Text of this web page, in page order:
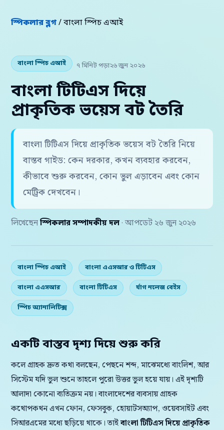
স্পিকলার ব্লগ/ বাংলা স্পিচ এআই
বাংলা স্পিচ এআই ৭ মিনিট পড়া২৬ জুন ২০২৬
বাংলা টিটিএস দিয়ে
প্রাকৃতিক ভয়েস বট তৈরি
বাংলা টিটিএস দিয়ে প্রাকৃতিক ভয়েস বট তৈরি নিয়ে
বাস্তব গাইড: কেন দরকার, কখন ব্যবহার করবেন,
কীভাবে শুরু করবেন, কোন ভুল এড়াবেন এবং কোন
মেট্রিক দেখবেন।
লিখেছেন স্পিকলার সম্পাদকীয় দল · আপডেট ২৬ জুন ২০২৬
বাংলা স্পিচ এআই বাংলা এএসআর ও টিটিএস
বাংলা এএসআর বাংলা টিটিএস র্যাগ নলেজ বেইস
স্পিচ অ্যানালিটিক্স
একটি বাস্তব দৃশ্য দিয়ে শুরু করি
কলে গ্রাহক দ্রুত কথা বলছেন, পেছনে শব্দ, মাঝেমধ্যে বাংলিশ, আর
সিস্টেম যদি ভুল শুনে তাহলে পুরো উত্তর ভুল হয়ে যায়। এই দৃশ্যটি
আলাদা কোনো ব্যতিক্রম নয়। বাংলাদেশের ব্যবসায় গ্রাহক
কথোপকথন এখন ফোন, ফেসবুক, হোয়াটসঅ্যাপ, ওয়েবসাইট এবং
সিআরএমের মধ্যে ছড়িয়ে থাকে। তাইবাংলা টিটিএস দিয়ে প্রাকৃতিক